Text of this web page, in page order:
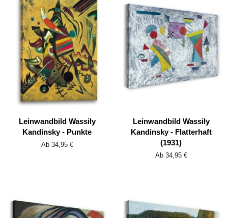
Leinwandbild Wassily
Kandinsky - Punkte
Ab 34,95 €
Leinwandbild Wassily
Kandinsky - Flatterhaft
(1931)
Ab 34,95 €